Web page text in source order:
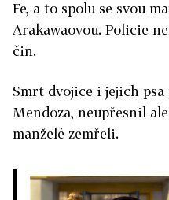
Fe, a to spolu se svou
Arakawaovou. Policie
čin.
Smrt dvojice i jejich
Mendoza, neupřesnil
manželé zemřeli.